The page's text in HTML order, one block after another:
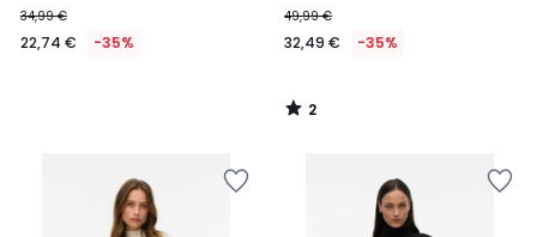
34,99 €
22,74 € -35%
49,99 €
32,49 € -35%
2
/